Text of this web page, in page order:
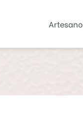
Artesano